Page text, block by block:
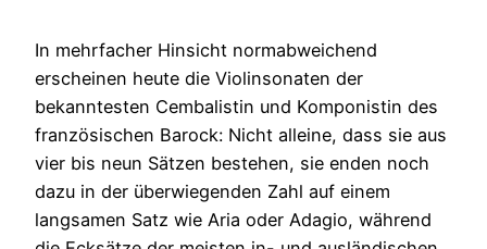
In mehrfacher Hinsicht normabweichend
erscheinen heute die Violinsonaten der
bekanntesten Cembalistin und Komponistin des
französischen Barock: Nicht alleine, dass sie aus
vier bis neun Sätzen bestehen, sie enden noch
dazu in der überwiegenden Zahl auf einem
langsamen Satz wie Aria oder Adagio, während